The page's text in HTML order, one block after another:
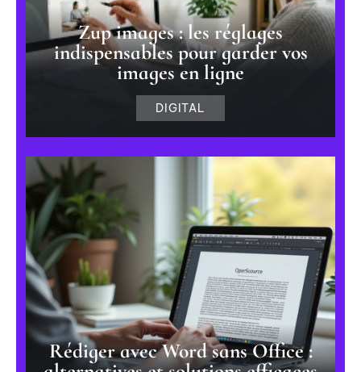
Zup images : les réglages
indispensables pour garder vos
images en ligne
DIGITAL
Rédiger avec Word sans Office :